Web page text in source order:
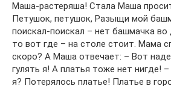
Маша-растеряша! Стала Маша
Петушок, петушок, Разыщи мой
поискал-поискал – нет башмачка
то вот где – на столе стоит. Мама
скоро? А Маша отвечает: – Вот
гулять я! А платья тоже нет нигде!
я? Потерялось платье! Платье в